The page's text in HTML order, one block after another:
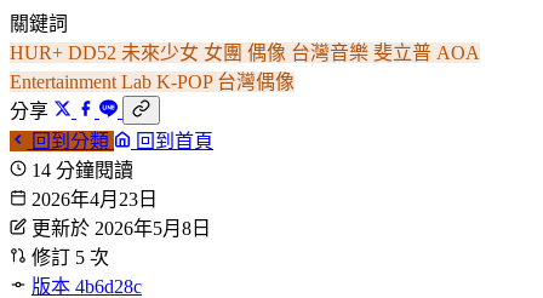
關鍵詞
HUR+ DD52 未來少女 女團 偶像 台灣音樂 斐立普 AOA
Entertainment Lab K-POP 台灣偶像
分享
回到分類
回到首頁
14 分鐘閱讀
2026年4月23日
更新於 2026年5月8日
修訂 5 次
版本 4b6d28c